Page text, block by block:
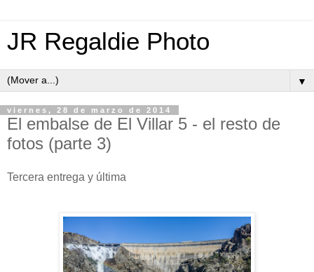
JR Regaldie Photo
▼
viernes, 28 de marzo de 2014
El embalse de El Villar 5 - el resto de
fotos (parte 3)
Tercera entrega y última